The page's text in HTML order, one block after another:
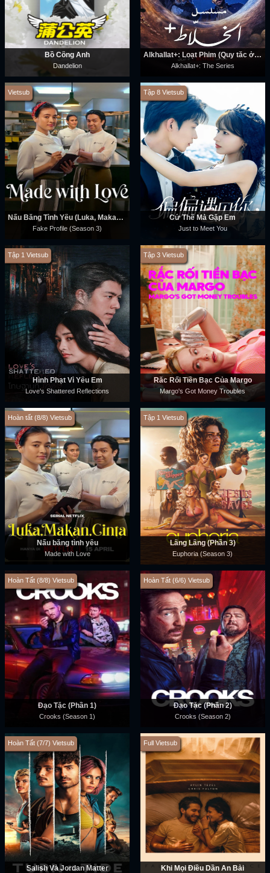
Bồ Công Anh
Dandelion
Alkhallat+: Loạt Phim (Quy tắc ở sa mạc)
Alkhallat+: The Series
Vietsub
Nấu Bằng Tình Yêu (Luka, Makan, Cinta)
Fake Profile (Season 3)
Tập 8 Vietsub
Cứ Thế Mà Gặp Em
Just to Meet You
Tập 1 Vietsub
Hình Phạt Vì Yêu Em
Love's Shattered Reflections
Tập 3 Vietsub
Rắc Rối Tiền Bạc Của Margo
Margo's Got Money Troubles
Hoàn tất (8/8) Vietsub
Nấu bằng tình yêu
Made with Love
Tập 1 Vietsub
Lâng Lâng (Phần 3)
Euphoria (Season 3)
Hoàn Tất (8/8) Vietsub
Đạo Tặc (Phần 1)
Crooks (Season 1)
Hoàn Tất (6/6) Vietsub
Đạo Tặc (Phần 2)
Crooks (Season 2)
Hoàn Tất (7/7) Vietsub
Salish Và Jordan Matter
Full Vietsub
Khi Mọi Điều Dần An Bài